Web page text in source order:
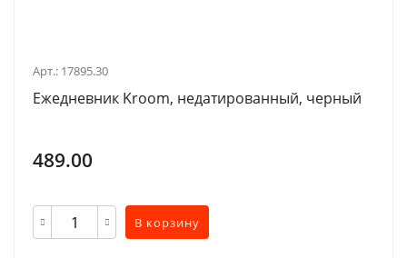
Арт.: 17895.30
Ежедневник Kroom, недатированный, черный
489.00
В корзину